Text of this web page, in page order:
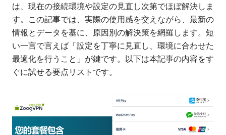
は、現在の接続環境や設定の見直し次第でほぼ解決しま
す。この記事では、実際の使用感を交えながら、最新の
情報とデータを基に、原因別の解決策を網羅します。短
い一言で言えば「設定を丁寧に見直し、環境に合わせた
最適化を行うこと」が鍵です。以下は本記事の内容をす
ぐに試せる要点リストです。